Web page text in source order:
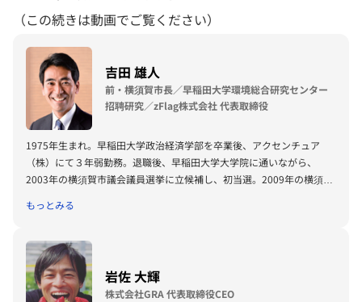
（この続きは動画でご覧ください）
吉田 雄人
前・横須賀市長／早稲田大学環境総合研究センター
招聘研究／zFlag株式会社 代表取締役
1975年生まれ。早稲田大学政治経済学部を卒業後、アクセンチュア
（株）にて３年弱勤務。退職後、早稲田大学大学院に通いながら、
2003年の横須賀市議会議員選挙に立候補し、初当選。2009年の横須賀
全無所属を貫いた。
もっとみる
岩佐 大輝
株式会社GRA 代表取締役CEO